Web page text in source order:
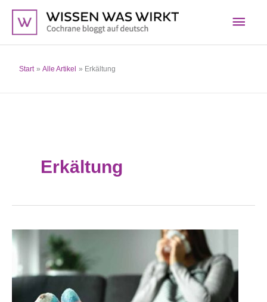
Inhalt
springen
Start Alle Artikel Erkältung
Erkältung